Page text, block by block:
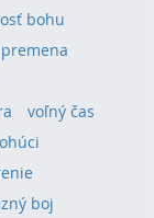
bohu
voľný čas
boj